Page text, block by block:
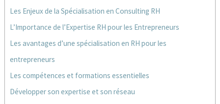
Les Enjeux de la Spécialisation en Consulting RH
L’Importance de l’Expertise RH pour les Entrepreneurs
Les avantages d’une spécialisation en RH pour les
entrepreneurs
Les compétences et formations essentielles
Développer son expertise et son réseau